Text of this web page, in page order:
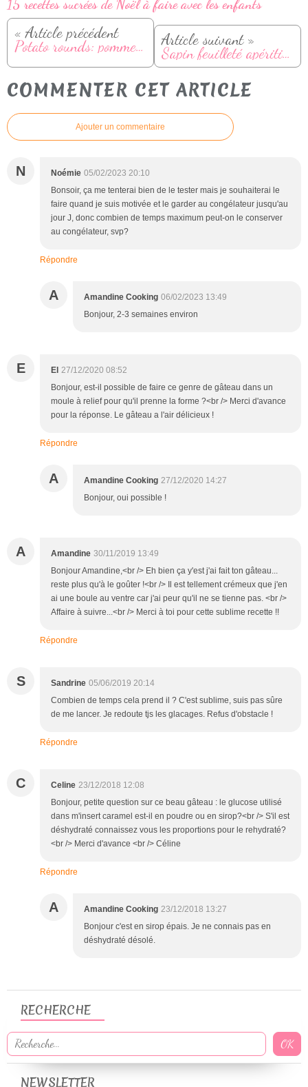
15 recettes sucrées de Noël à faire avec les enfants
« Article précédent
Potato rounds: pommes de terre au cheddar et bacon Article suivant »
Sapin feuilleté apéritif pour Noël
COMMENTER CET ARTICLE
Ajouter un commentaire
N Noémie 05/02/2023 20:10
Bonsoir, ça me tenterai bien de le tester mais je souhaiterai le
faire quand je suis motivée et le garder au congélateur jusqu'au
jour J, donc combien de temps maximum peut-on le conserver
au congélateur, svp?
Répondre
A Amandine Cooking 06/02/2023 13:49
Bonjour, 2-3 semaines environ
E El 27/12/2020 08:52
Bonjour, est-il possible de faire ce genre de gâteau dans un
moule à relief pour qu'il prenne la forme ?<br /> Merci d'avance
pour la réponse. Le gâteau a l'air délicieux !
Répondre
A Amandine Cooking 27/12/2020 14:27
Bonjour, oui possible !
A Amandine 30/11/2019 13:49
Bonjour Amandine,<br /> Eh bien ça y'est j'ai fait ton gâteau...
reste plus qu'à le goûter !<br /> Il est tellement crémeux que j'en
ai une boule au ventre car j'ai peur qu'il ne se tienne pas. <br />
Affaire à suivre...<br /> Merci à toi pour cette sublime recette !!
Répondre
S Sandrine 05/06/2019 20:14
Combien de temps cela prend il ? C'est sublime, suis pas sûre
de me lancer. Je redoute tjs les glacages. Refus d'obstacle !
Répondre
C Celine 23/12/2018 12:08
Bonjour, petite question sur ce beau gâteau : le glucose utilisé
dans m'insert caramel est-il en poudre ou en sirop?<br /> S'il est
déshydraté connaissez vous les proportions pour le rehydraté?
<br /> Merci d'avance <br /> Céline
Répondre
A Amandine Cooking 23/12/2018 13:27
Bonjour c'est en sirop épais. Je ne connais pas en
déshydraté désolé.
NEWSLETTER
RECHERCHE